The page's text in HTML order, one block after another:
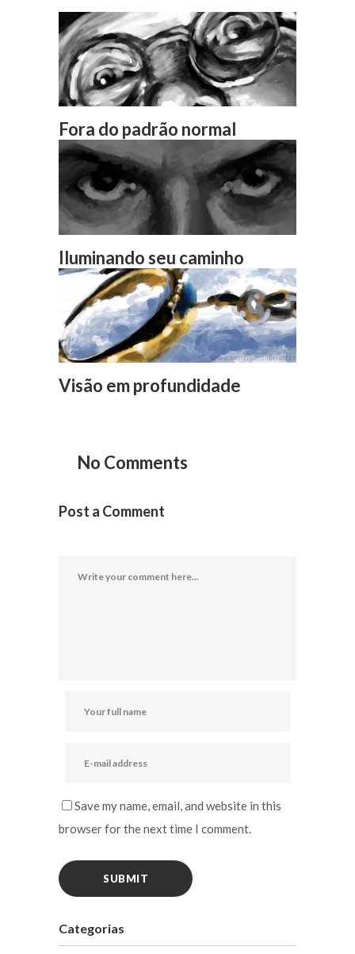
Fora do padrão normal
Iluminando seu caminho
Visão em profundidade
No Comments
Post a Comment
Save my name, email, and website in this
browser for the next time I comment.
Categorias